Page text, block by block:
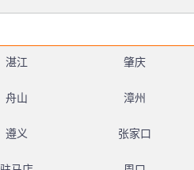
湛江 肇庆
舟山 漳州
遵义 张家口